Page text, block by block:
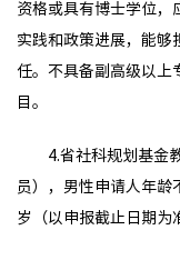
资格或具有博士学位，
实践和政策进展，能够
任。不具备副高级以上
目。
4.省社科规划基金
员），男性申请人年龄
岁（以申报截止日期为